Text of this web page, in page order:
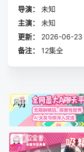
导演：
未知
主演：
未知
更新：
2026-06-23
备注：
12集全